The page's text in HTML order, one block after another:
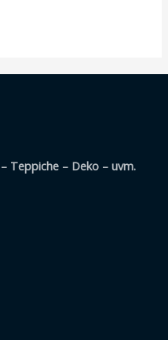
Teppiche – Deko – uvm.